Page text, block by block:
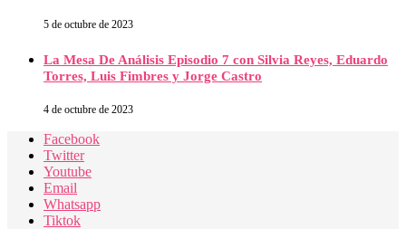
5 de octubre de 2023
La Mesa De Análisis Episodio 7 con Silvia Reyes, Eduardo
Torres, Luis Fimbres y Jorge Castro
4 de octubre de 2023
Facebook
Twitter
Youtube
Email
Whatsapp
Tiktok